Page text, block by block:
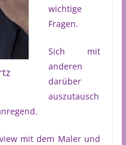
wichtige
Fragen.
Sich mit
anderen
darüber
auszutausch
mit dem Maler und